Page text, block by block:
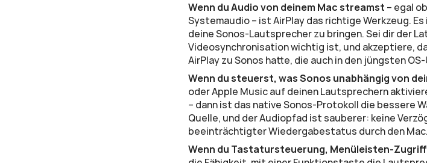
Wenn du Audio von deinem Mac streamst – egal
Systemaudio – ist AirPlay das richtige Werkzeug.
deine Sonos-Lautsprecher zu bringen. Sei dir der
Videosynchronisation wichtig ist, und akzeptiere,
AirPlay zu Sonos hatte, die auch in den jüngsten
Wenn du steuerst, was Sonos unabhängig von
oder Apple Music auf deinen Lautsprechern
– dann ist das native Sonos-Protokoll die bessere
Quelle, und der Audiopfad ist sauberer: keine
beeinträchtigter Wiedergabestatus durch den Mac.
Wenn du Tastatursteuerung, Menüleisten-